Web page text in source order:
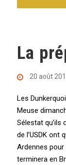
La
20 août
Les
Meuse
Sélestat qu’ils
de l’USDK ont
Ardennes pour
terminera en